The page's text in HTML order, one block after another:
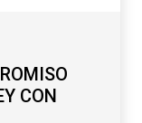
CON